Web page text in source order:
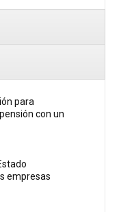
para
con un
empresas